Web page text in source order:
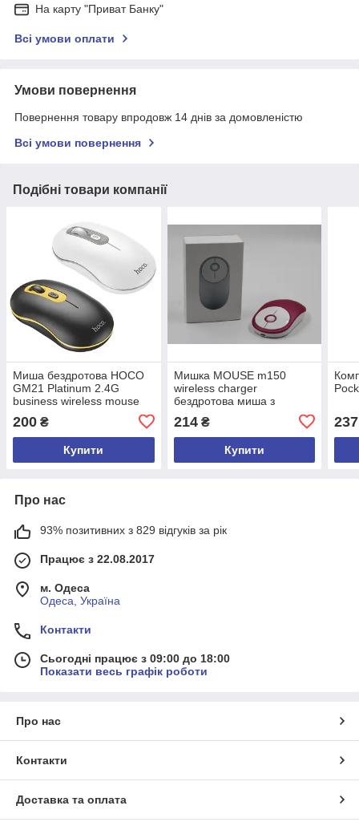
На карту "Приват Банку"
Всі умови оплати
Умови повернення
Повернення товару впродовж 14 днів за домовленістю
Всі умови повернення
Подібні товари компанії
Миша бездротова HOCO
GM21 Platinum 2.4G
business wireless mouse
200 ₴
Купити
Мишка MOUSE m150
wireless charger
бездротова миша з
214₴
Купити
237
Про нас
93% позитивних з 829 відгуків за рік
Працює з 22.08.2017
м. Одеса
Одеса, Україна
Контакти
Сьогодні працює з 09:00 до 18:00
Показати весь графік роботи
Про нас
Контакти
Доставка та оплата